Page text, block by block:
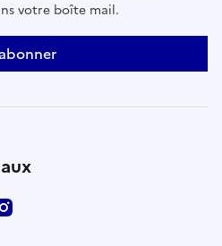
votre boîte mail.